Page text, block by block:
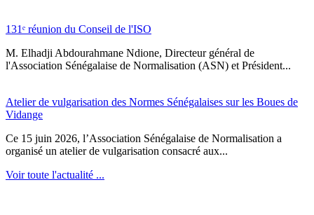
131ᵉ réunion du Conseil de l'ISO
M. Elhadji Abdourahmane Ndione, Directeur général de
l'Association Sénégalaise de Normalisation (ASN) et Président...
Atelier de vulgarisation des Normes Sénégalaises sur les Boues de
Vidange
Ce 15 juin 2026, l’Association Sénégalaise de Normalisation a
organisé un atelier de vulgarisation consacré aux...
Voir toute l'actualité ...